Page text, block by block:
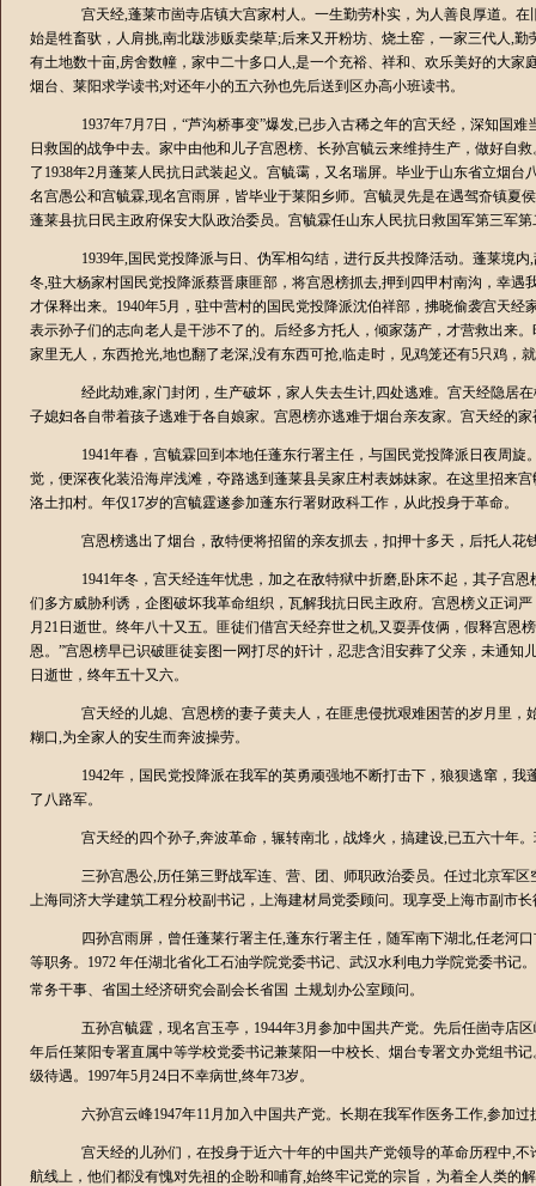
宫天经,蓬莱市崮寺店镇大宫家村人。一生勤劳朴实，为人善良厚道。在
始是牲畜驮，人肩挑,南北跋涉贩卖柴草;后来又开粉坊、烧土窑，一家三代人,勤
有土地数十亩,房舍数幢，家中二十多口人,是一个充裕、祥和、欢乐美好的大家
烟台、莱阳求学读书;对还年小的五六孙也先后送到区办高小班读书。
1937年7月 7日，“芦沟桥事变”爆发,已步入古稀之年的宫天经，深知国难
日救国的战争中去。家中由他和儿子宫恩榜、长孙宫毓云来维持生产，做好自
了 1938年2月蓬莱人民抗日武装起义。宫毓霭，又名瑞屏。毕业于山东省立烟台
名宫愚公和宫毓霖,现名宫雨屏，皆毕业于莱阳乡师。宫毓灵先是在遇驾夼镇夏
蓬莱县抗日民主政府保安大队政治委员。宫毓霖任山东人民抗日救国军第三军
1939年,国民党投降派与日、伪军相勾结，进行反共投降活动。蓬莱境内,
冬,驻大杨家村国民党投降派蔡晋康匪部，将宫恩榜抓去,押到四甲村南沟，幸遇
才保释出来。 1940年5月，驻中营村的国民党投降派沈伯祥部，拂晓偷袭宫天经
表示孙子们的志向老人是干涉不了的。后经多方托人，倾家荡产，才营救出来
家里无人，东西抢光,地也翻了老深,没有东西可抢,临走时，见鸡笼还有5只鸡，
经此劫难,家门封闭，生产破坏，家人失去生计,四处逃难。宫天经隐居
子媳妇各自带着孩子逃难于各自娘家。宫恩榜亦逃难于烟台亲友家。宫天经的
1941年春，宫毓霖回到本地任蓬东行署主任，与国民党投降派日夜周旋
觉，便深夜化装沿海岸浅滩，夺路逃到蓬莱县吴家庄村表姊妹家。在这里招来
洛土扣村。年仅17岁的宫毓霆遂参加蓬东行署财政科工作，从此投身于革命。
宫恩榜逃出了烟台，敌特便将招留的亲友抓去，扣押十多天，后托人花
1941年冬，宫天经连年忧患，加之在敌特狱中折磨,卧床不起，其子宫恩
们多方威胁利诱，企图破坏我革命组织，瓦解我抗日民主政府。宫恩榜义正词
月 21 日逝世。终年八十又五。匪徒们借宫天经弃世之机,又耍弄伎俩，假释宫恩
恩。”宫恩榜早已识破匪徒妄图一网打尽的奸计，忍悲含泪安葬了父亲，未通
日逝世，终年五十又六。
宫天经的儿媳、宫恩榜的妻子黄夫人，在匪患侵扰艰难困苦的岁月里
糊口,为全家人的安生而奔波操劳。
1942年，国民党投降派在我军的英勇顽强地不断打击下，狼狈逃窜，我
了八路军。
宫天经的四个孙子,奔波革命，辗转南北，战烽火，搞建设,已五六十年
三孙宫愚公,历任第三野战军连、营、团、师职政治委员。任过北京军
上海同济大学建筑工程分校副书记，上海建材局党委顾问。现享受上海市副市长
四孙宫雨屏，曾任蓬莱行署主任,蓬东行署主任，随军南下湖北,任老河
等职务。 1972 年任湖北省化工石油学院党委书记、武汉水利电力学院党委书记
常务干事、省国土经济研究会副会长省国 土规划办公室顾问。
五孙宫毓霆，现名宫玉亭， 1944年3月参加中国共产党。先后任崮寺店
年后任莱阳专署直属中等学校党委书记兼莱阳一中校长、烟台专署文办党组书记
级待遇。 1997年5月 24日不幸病世,终年73岁。
六孙宫云峰1947年11 月加入中国共产党。长期在我军作医务工作,参加过
宫天经的儿孙们，在投身于近六十年的中国共产党领导的革命历程中,不
航线上，他们都没有愧对先祖的企盼和哺育,始终牢记党的宗旨，为着全人类的